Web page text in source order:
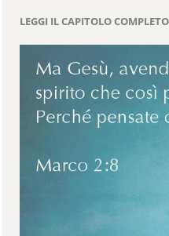
LEGGI IL CAPITOLO